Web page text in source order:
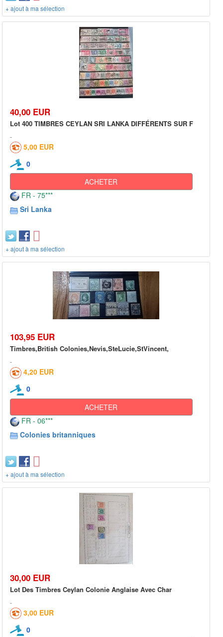
+ ajout à ma sélection
40,00 EUR
Lot 400 TIMBRES CEYLAN SRI LANKA DIFFÉRENTS SUR F
5,00 EUR
0
ACHETER
FR - 75***
Sri Lanka
+ ajout à ma sélection
103,95 EUR
Timbres,British Colonies,Nevis,SteLucie,StVincent,
4,20 EUR
0
ACHETER
FR - 06***
Colonies britanniques
+ ajout à ma sélection
30,00 EUR
Lot Des Timbres Ceylan Colonie Anglaise Avec Char
3,00 EUR
0